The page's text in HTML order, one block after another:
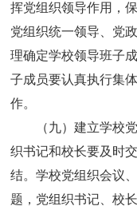
挥党组织领导作用，
党组织统一领导、党
理确定学校领导班子
子成员要认真执行集
作。
（九）建立学校
织书记和校长要及时
结。学校党组织会议
题，党组织书记、校